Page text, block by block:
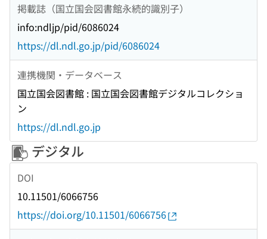
掲載誌（国立国会図書館永続的識別子）
info:ndljp/pid/6086024
https://dl.ndl.go.jp/pid/6086024
連携機関・データベース
国立国会図書館 : 国立国会図書館デジタルコレクショ
ン
https://dl.ndl.go.jp
デジタル
DOI
10.11501/6066756
https://doi.org/10.11501/6066756